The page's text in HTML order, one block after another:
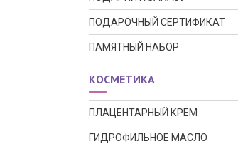
ПОДАРОЧНЫЙ СЕРТИФИКАТ
ПАМЯТНЫЙ НАБОР
КОСМЕТИКА
ПЛАЦЕНТАРНЫЙ КРЕМ
ГИДРОФИЛЬНОЕ МАСЛО